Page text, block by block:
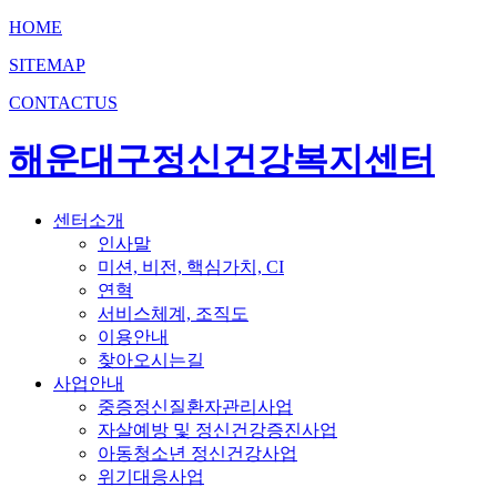
HOME
SITEMAP
CONTACTUS
해운대구정신건강복지센터
센터소개
인사말
미션, 비전, 핵심가치, CI
연혁
서비스체계, 조직도
이용안내
찾아오시는길
사업안내
중증정신질환자관리사업
자살예방 및 정신건강증진사업
아동청소년 정신건강사업
위기대응사업